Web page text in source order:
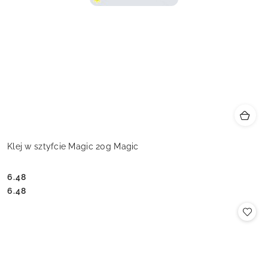
Klej w sztyfcie Magic 20g Magic
Cena:
6.48
Cena:
6.48